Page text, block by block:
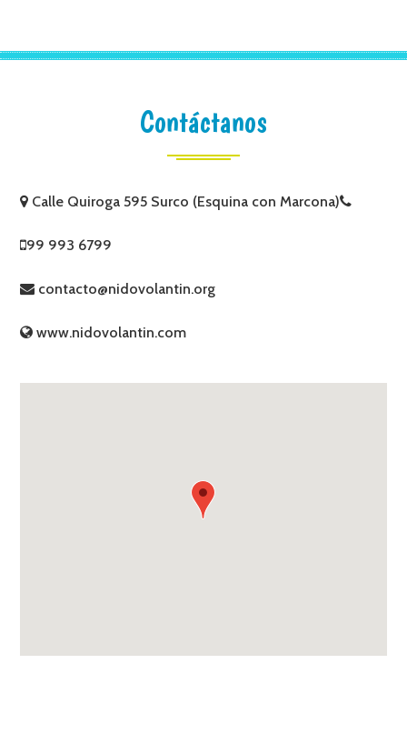
Contáctanos
Calle Quiroga 595 Surco (Esquina con Marcona)
99 993 6799
contacto@nidovolantin.org
www.nidovolantin.com